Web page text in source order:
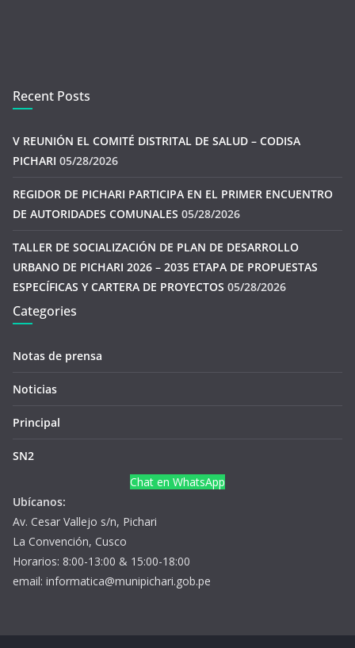
Recent Posts
V REUNIÓN EL COMITÉ DISTRITAL DE SALUD – CODISA
PICHARI 05/28/2026
REGIDOR DE PICHARI PARTICIPA EN EL PRIMER ENCUENTRO
DE AUTORIDADES COMUNALES 05/28/2026
TALLER DE SOCIALIZACIÓN DE PLAN DE DESARROLLO
URBANO DE PICHARI 2026 – 2035 ETAPA DE PROPUESTAS
ESPECÍFICAS Y CARTERA DE PROYECTOS 05/28/2026
Categories
Notas de prensa
Noticias
Principal
SN2
Chat en WhatsApp
Ubícanos:
Av. Cesar Vallejo s/n, Pichari
La Convención, Cusco
Horarios: 8:00-13:00 & 15:00-18:00
email: informatica@munipichari.gob.pe